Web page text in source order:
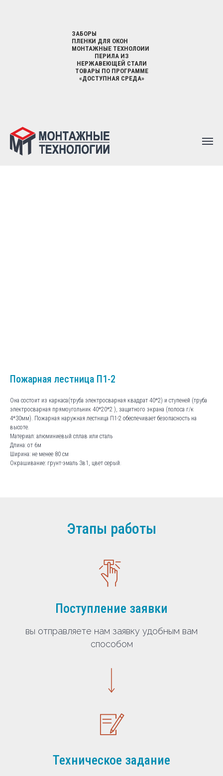
ЗАБОРЫ
ПЛЕНКИ ДЛЯ ОКОН
МОНТАЖНЫЕ ТЕХНОЛОИИ
ПЕРИЛА ИЗ
НЕРЖАВЕЮЩЕЙ СТАЛИ
ТОВАРЫ ПО ПРОГРАММЕ
«ДОСТУПНАЯ СРЕДА»
Пожарная лестница П1-2
Она состоит из каркаса(труба электросварная квадрат 40*2) и ступеней (труба
электросварная прямоугольник 40*20*2 ), защитного экрана (полоса г/к
4*30мм). Пожарная наружная лестница П1-2 обеспечивает безопасность на
высоте.
Материал: алюминиевый сплав или сталь
Длина: от 6м
Ширина: не менее 80 см
Окрашивание: грунт-эмаль 3в1, цвет серый.
Этапы работы
Поступление заявки
вы отправляете нам заявку удобным вам
способом
Техническое задание